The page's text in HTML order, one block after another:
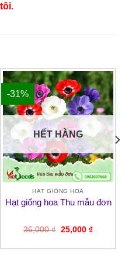
-31%
HẾT HÀNG
HẠT GIỐNG HOA
Hạt giống hoa Thu mẫu đơn
36,000₫ Giá
36,000 ₫.
25,000 ₫Giá
là: